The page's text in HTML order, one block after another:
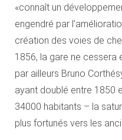
«connaît un
engendré par
création des voies de
1856, la gare ne cessera
par ailleurs Bruno
ayant doublé entre 1850
34000 habitants – la
plus fortunés vers les